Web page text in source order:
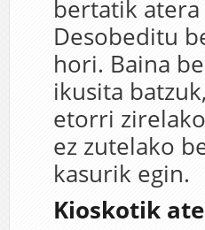
bertatik
Desobeditu
hori. Baina
ikusita
etorri
ez zutelako
kasurik egin.
Kioskotik